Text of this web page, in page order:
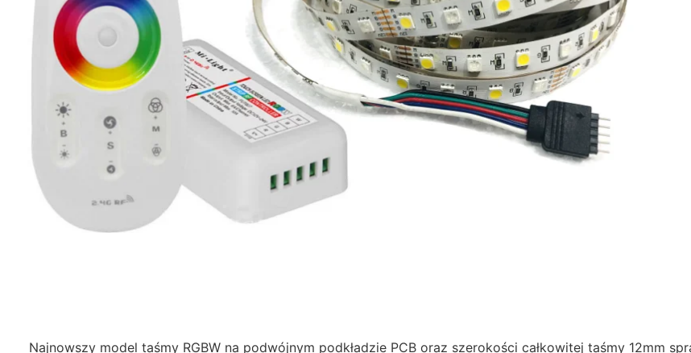
Najnowszy model taśmy RGBW na podwójnym podkładzie PCB oraz szerokości całkowitej taśmy 12mm